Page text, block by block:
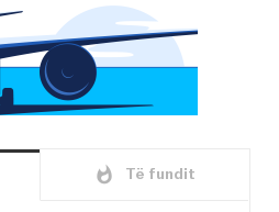
whatshot Të fundit